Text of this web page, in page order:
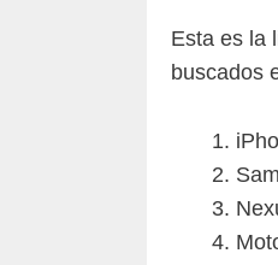
Esta es la
buscados